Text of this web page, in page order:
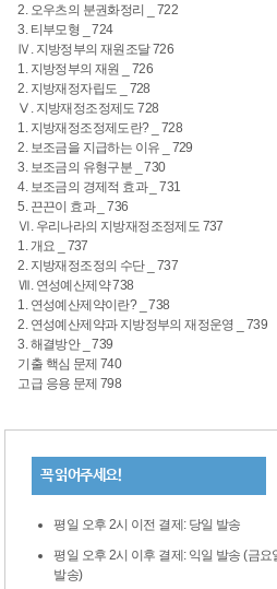
2. 오우츠의 분권화정리 _ 722
3. 티부모형 _ 724
Ⅳ. 지방정부의 재원조달 726
1. 지방정부의 재원 _ 726
2. 지방재정자립도 _ 728
Ⅴ. 지방재정조정제도 728
1. 지방재정조정제도란? _ 728
2. 보조금을 지급하는 이유 _ 729
3. 보조금의 유형구분 _ 730
4. 보조금의 경제적 효과 _ 731
5. 끈끈이 효과 _ 736
Ⅵ. 우리나라의 지방재정조정제도 737
1. 개요 _ 737
2. 지방재정조정의 수단 _ 737
Ⅶ. 연성예산제약 738
1. 연성예산제약이란? _ 738
2. 연성예산제약과 지방정부의 재정운영 _ 739
3. 해결방안 _ 739
기출 핵심 문제 740
고급 응용 문제 798
꼭 읽어주세요!
평일 오후 2시 이전 결제: 당일 발송
평일 오후 2시 이후 결제: 익일 발송 (금
발송)